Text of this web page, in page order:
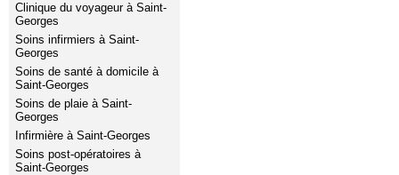
Clinique du voyageur à Saint-
Georges
Soins infirmiers à Saint-
Georges
Soins de santé à domicile à
Saint-Georges
Soins de plaie à Saint-
Georges
Infirmière à Saint-Georges
Soins post-opératoires à
Saint-Georges